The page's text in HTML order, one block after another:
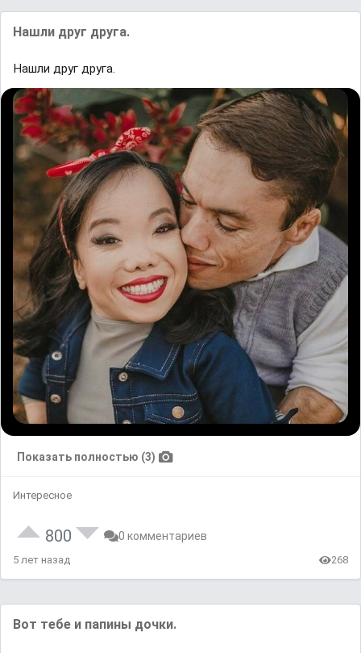
Нашли друг друга.
Нашли друг друга.
Показать полностью (3)
Интересное
800 0 комментариев
5 лет назад 268
Вот тебе и папины дочки.